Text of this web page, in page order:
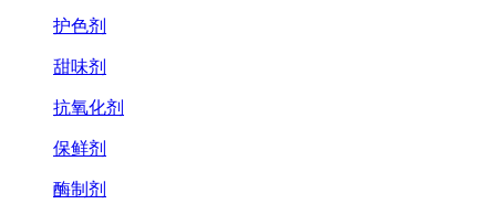
护色剂
甜味剂
抗氧化剂
保鲜剂
酶制剂